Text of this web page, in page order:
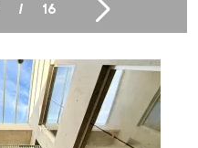
/ 16